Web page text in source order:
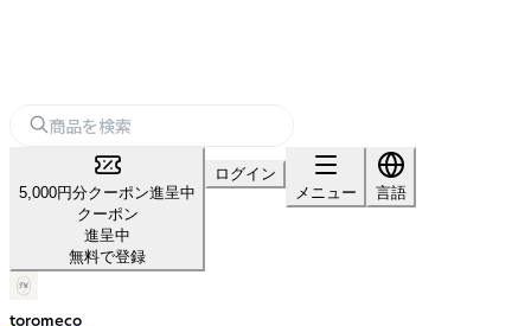
5,000円分クーポン進呈中
クーポン
進呈中
無料で登録
ログイン
メニュー
言語
toromeco